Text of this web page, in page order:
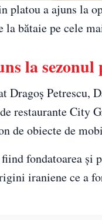
platou a ajuns la
bătaie pe cele
la sezonul
Dragoș Petrescu,
restaurante
de obiecte de
fondatoarea
iraniene ce a